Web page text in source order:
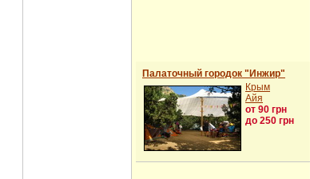
Палаточный городок "Инжир"
Крым
Айя
от 90 грн
до 250 грн